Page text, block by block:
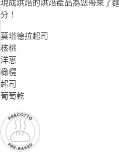
現成烘焙的烘焙產品為您帶來了
分！
莫塔德拉起司
核桃
洋蔥
橄欖
起司
葡萄乾